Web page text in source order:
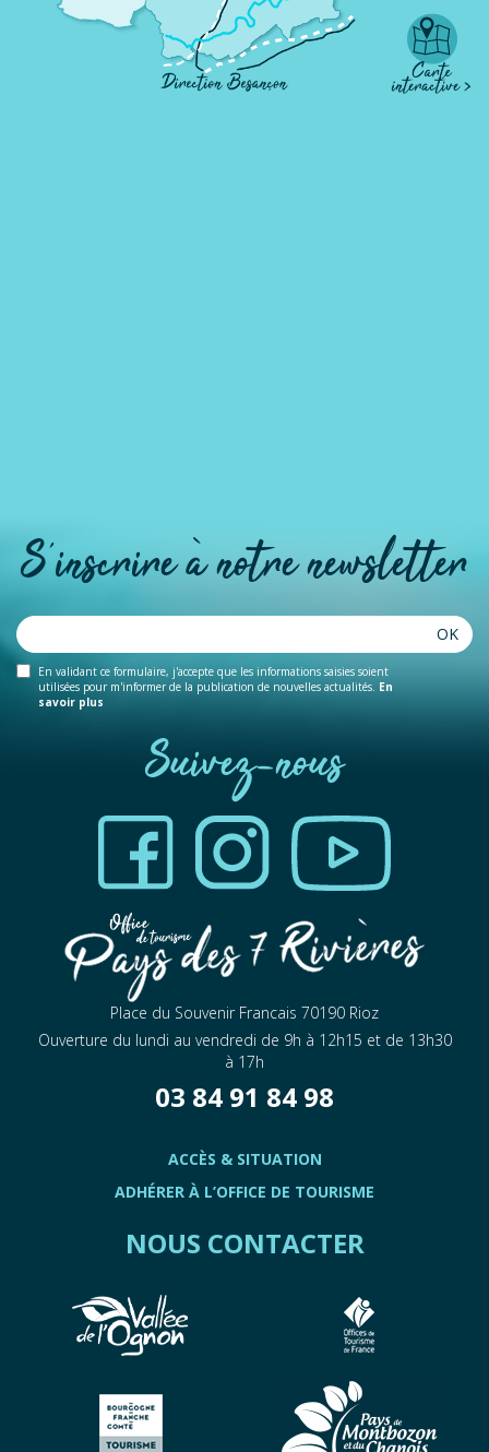
S'inscrire à notre newsletter
En validant ce formulaire, j'accepte que les informations saisies soient
utilisées pour m'informer de la publication de nouvelles actualités. En
savoir plus
OK
Suivez-nous
Place du Souvenir Francais 70190 Rioz
Ouverture du lundi au vendredi de 9h à 12h15 et de 13h30
à 17h
03 84 91 84 98
ACCÈS & SITUATION
ADHÉRER À L’OFFICE DE TOURISME
NOUS CONTACTER